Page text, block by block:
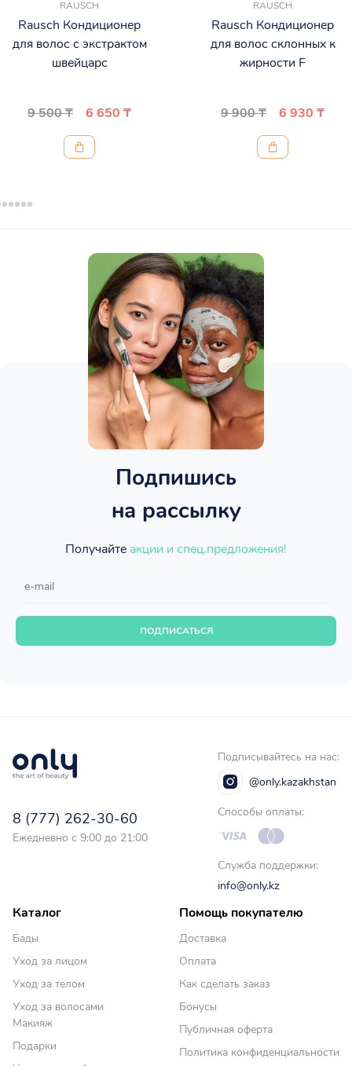
RAUSCH
Rausch Кондиционер
для волос с экстрактом
швейцарс
9 500 ₸ 6 650 ₸
RAUSCH
Rausch Кондиционер
для волос склонных к
жирности F
9 900 ₸ 6 930 ₸
Подпишись
на рассылку
Получайте акции и спец.предложения!
ПОДПИСАТЬСЯ
8 (777) 262-30-60
Ежедневно с 9:00 до 21:00
Подписывайтесь на нас:
@only.kazakhstan
Способы оплаты:
Служба поддержки:
info@only.kz
Каталог
Бады
Уход за лицом
Уход за телом
Уход за волосами
Макияж
Подарки
Помощь покупателю
Доставка
Оплата
Как сделать заказ
Бонусы
Публичная оферта
Политика конфиденциальности